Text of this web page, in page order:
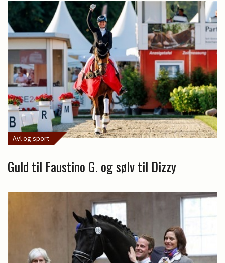
Avl og sport
Guld til Faustino G. og sølv til Dizzy